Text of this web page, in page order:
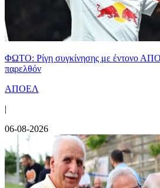
ΦΩΤΟ: Ρίγη συγκίνησης με έντονο
παρελθόν
ΑΠΟΕΛ
|
06-08-2026